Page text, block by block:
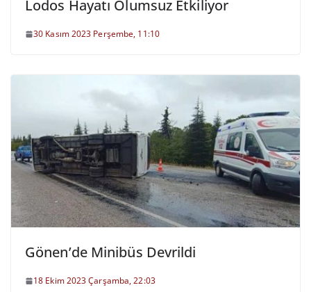
Lodos Hayatı Olumsuz Etkiliyor
30 Kasım 2023 Perşembe, 11:10
Gönen’de Minibüs Devrildi
18 Ekim 2023 Çarşamba, 22:03